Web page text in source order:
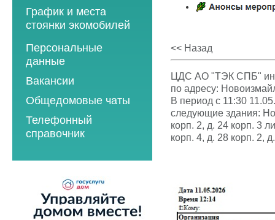
2016 год
2017 год
2018 год
2021 год
2022 год
2025 год
2026 год
2018 год
2019 год
2020 год
2021 год
2022 год
2023 год
2024 год
График и места
стоянки экомобилей
2019 год
2020 год
2021 год
2022 год
2023 год
2024 год
2025 год
2026 год
Персональные
данные
Вакансии
Общедомовые чаты
Телефонный
справочник
<< Назад
ЦДС АО "ТЭК СПБ"
по адресу:
В период с 11:30
следующие здания:
корп. 2, д. 24 корп. 3
корп. 4, д. 28 корп. 2,